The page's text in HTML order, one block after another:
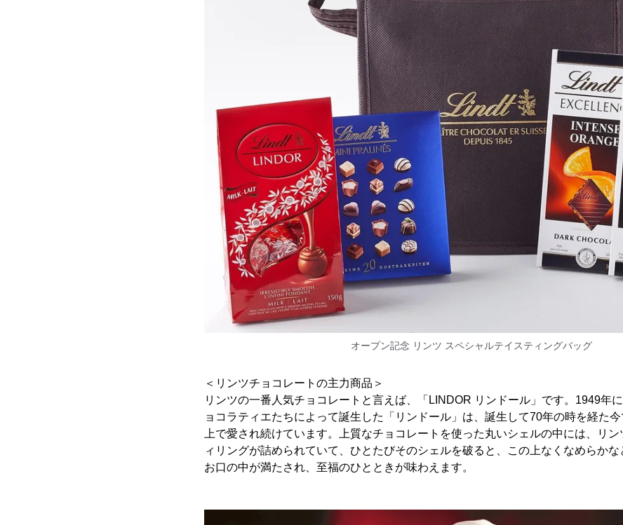
オープン記念 リンツ スペシャルテイスティングバッグ
＜リンツチョコレートの主力商品＞
リンツの一番人気チョコレートと言えば、「LINDOR リンドール」です。1949年
ョコラティエたちによって誕生した「リンドール」は、誕生して70年の時を経た
上で愛され続けています。上質なチョコレートを使った丸いシェルの中には、リ
ィリングが詰められていて、ひとたびそのシェルを破ると、この上なくなめらか
お口の中が満たされ、至福のひとときが味わえます。